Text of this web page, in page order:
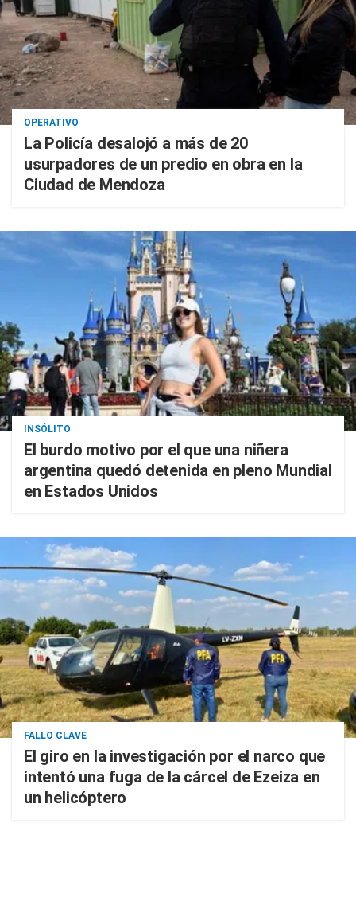
OPERATIVO
La Policía desalojó a más de 20
usurpadores de un predio en obra en la
Ciudad de Mendoza
INSÓLITO
El burdo motivo por el que una niñera
argentina quedó detenida en pleno Mundial
en Estados Unidos
FALLO CLAVE
El giro en la investigación por el narco que
intentó una fuga de la cárcel de Ezeiza en
un helicóptero